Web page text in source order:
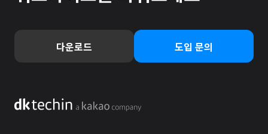
다운로드 도입 문의